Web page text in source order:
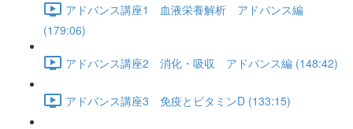
アドバンス講座1 血液栄養解析 アドバンス編
(179:06)
アドバンス講座2 消化・吸収 アドバンス編 (148:42)
アドバンス講座3 免疫とビタミンD (133:15)